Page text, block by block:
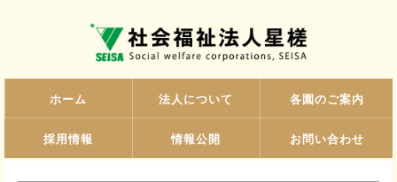
ホーム 法人について 各園のご案内
採用情報 情報公開 お問い合わせ